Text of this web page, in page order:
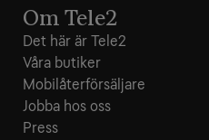
Om Tele2
Det här är Tele2
Våra butiker
Mobilåterförsäljare
Jobba hos oss
Press